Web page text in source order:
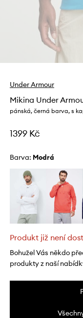
Under Armour
Mikina Under
pánská, černá barva, s
1399 Kč
Barva: modrá
Produkt již není
Bohužel Vás někdo
produkty z naší